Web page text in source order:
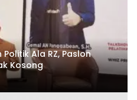
Ala RZ, Paslon
Kosong